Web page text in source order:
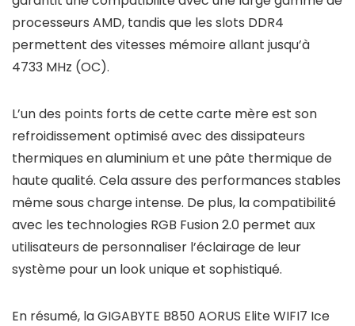
processeurs AMD, tandis que les slots DDR4
permettent des vitesses mémoire allant jusqu’à
4733 MHz (OC).
L’un des points forts de cette carte mère est son
refroidissement optimisé avec des dissipateurs
thermiques en aluminium et une pâte thermique de
haute qualité. Cela assure des performances stables
même sous charge intense. De plus, la compatibilité
avec les technologies RGB Fusion 2.0 permet aux
utilisateurs de personnaliser l’éclairage de leur
système pour un look unique et sophistiqué.
En résumé, la GIGABYTE B850 AORUS Elite WIFI7 Ice